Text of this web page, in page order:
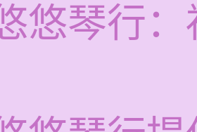
悠琴行